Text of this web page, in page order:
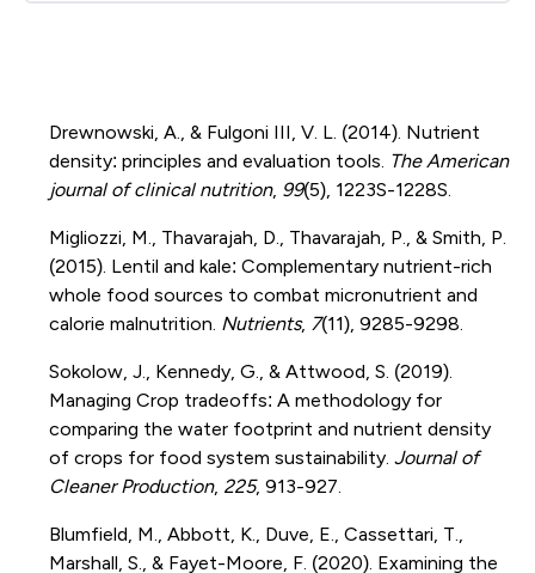
Drewnowski, A., & Fulgoni III, V. L. (2014). Nutrient
density: principles and evaluation tools. The American
journal of clinical nutrition, 99(5), 1223S-1228S.
Migliozzi, M., Thavarajah, D., Thavarajah, P., & Smith, P.
(2015). Lentil and kale: Complementary nutrient-rich
whole food sources to combat micronutrient and
calorie malnutrition. Nutrients, 7(11), 9285-9298.
Sokolow, J., Kennedy, G., & Attwood, S. (2019).
Managing Crop tradeoffs: A methodology for
comparing the water footprint and nutrient density
of crops for food system sustainability. Journal of
Cleaner Production, 225, 913-927.
Blumfield, M., Abbott, K., Duve, E., Cassettari, T.,
Marshall, S., & Fayet-Moore, F. (2020). Examining the